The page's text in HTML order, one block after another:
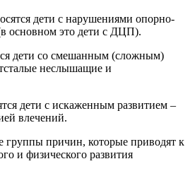
дети с нарушениями опорно-
основном это дети с ДЦП).
дети со смешанным (сложным)
неслышащие и
дети с искаженным развитием –
влечений.
группы причин, которые приводят к
и физического развития